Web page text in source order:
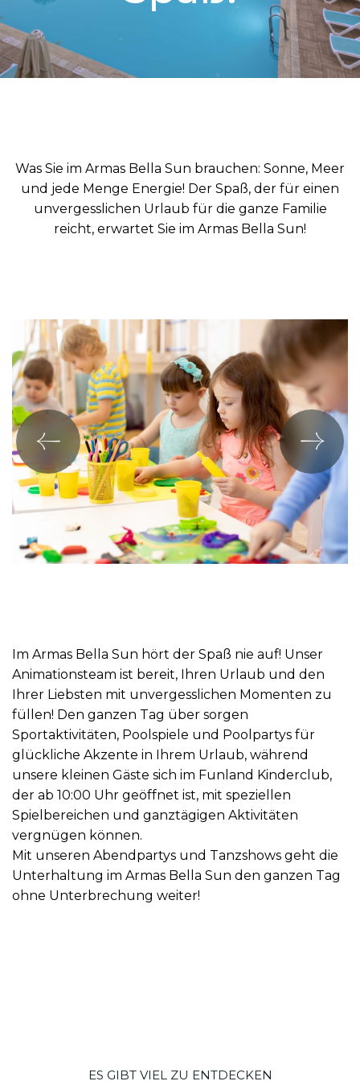
Was Sie im Armas Bella Sun brauchen: Sonne, Meer
und jede Menge Energie! Der Spaß, der für einen
unvergesslichen Urlaub für die ganze Familie
reicht, erwartet Sie im Armas Bella Sun!
Im Armas Bella Sun hört der Spaß nie auf! Unser
Animationsteam ist bereit, Ihren Urlaub und den
Ihrer Liebsten mit unvergesslichen Momenten zu
füllen! Den ganzen Tag über sorgen
Sportaktivitäten, Poolspiele und Poolpartys für
glückliche Akzente in Ihrem Urlaub, während
unsere kleinen Gäste sich im Funland Kinderclub,
der ab 10:00 Uhr geöffnet ist, mit speziellen
Spielbereichen und ganztägigen Aktivitäten
vergnügen können.
Mit unseren Abendpartys und Tanzshows geht die
Unterhaltung im Armas Bella Sun den ganzen Tag
ohne Unterbrechung weiter!
ES GIBT VIEL ZU ENTDECKEN